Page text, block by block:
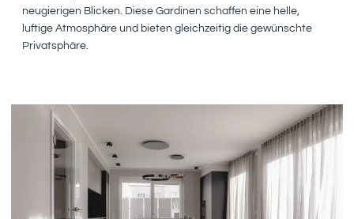
neugierigen Blicken. Diese Gardinen schaffen eine helle,
luftige Atmosphäre und bieten gleichzeitig die gewünschte
Privatsphäre.